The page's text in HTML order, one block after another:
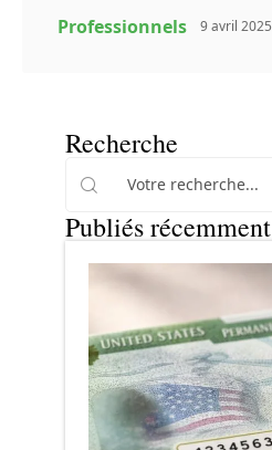
Professionnels 9 avril 2025
Recherche
Publiés récemment